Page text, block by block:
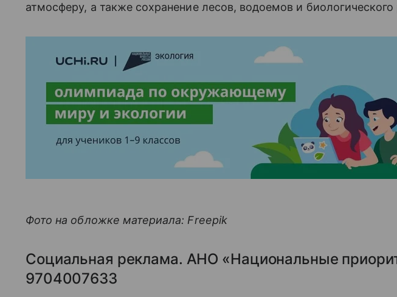
атмосферу, а также сохранение лесов, водоемов и биологического
Фото на обложке материала: Freepik
Социальная реклама. АНО «Национальные
9704007633